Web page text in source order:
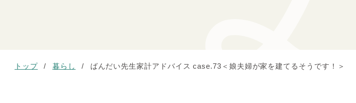
トップ / 暮らし / ばんだい先生家計アドバイス case.73＜娘夫婦が家を建てるそうです！＞